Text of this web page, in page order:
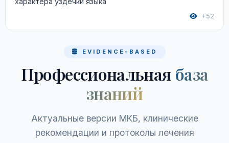
+52
EVIDENCE-BASED
Профессиональная база
знаний
Актуальные версии МКБ, клинические
рекомендации и протоколы лечения